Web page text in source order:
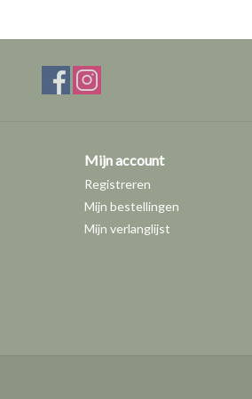
Mijn account
Registreren
Mijn bestellingen
Mijn verlanglijst